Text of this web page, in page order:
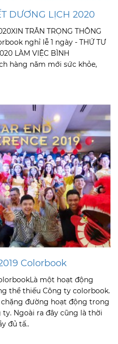
DƯƠNG LỊCH 2020
TRÂN TRỌNG THÔNG
nghỉ lễ 1 ngày - THỨ TƯ
LÀM VIỆC BÌNH
hàng năm mới sức khỏe,
Colorbook
một hoạt động
thể thiếu Công ty colorbook.
đường hoạt động trong
Ngoài ra đây cũng là thời
đủ tấ..